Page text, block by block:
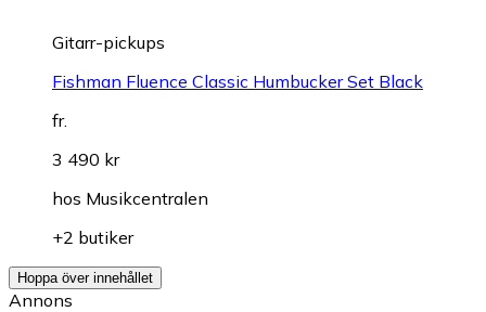
Gitarr-pickups
Fishman Fluence Classic Humbucker Set Black
fr.
3 490 kr
hos Musikcentralen
+2 butiker
Hoppa över innehållet
Annons